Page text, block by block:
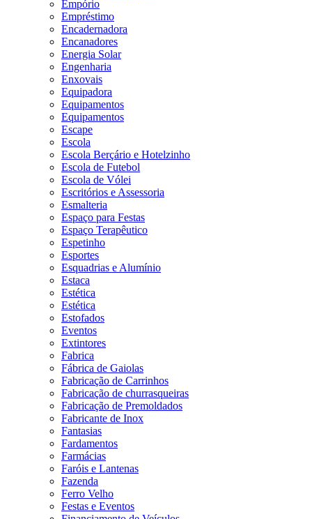
Empório
Empréstimo
Encadernadora
Encanadores
Energia Solar
Engenharia
Enxovais
Equipadora
Equipamentos
Equipamentos
Escape
Escola
Escola Berçário e Hotelzinho
Escola de Futebol
Escola de Vólei
Escritórios e Assessoria
Esmalteria
Espaço para Festas
Espaço Terapêutico
Espetinho
Esportes
Esquadrias e Alumínio
Estaca
Estética
Estética
Estofados
Eventos
Extintores
Fabrica
Fábrica de Gaiolas
Fabricação de Carrinhos
Fabricação de churrasqueiras
Fabricação de Premoldados
Fabricante de Inox
Fantasias
Fardamentos
Farmácias
Faróis e Lantenas
Fazenda
Ferro Velho
Festas e Eventos